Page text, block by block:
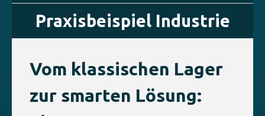
Praxisbeispiel Industrie
Vom klassischen Lager
zur smarten Lösung: